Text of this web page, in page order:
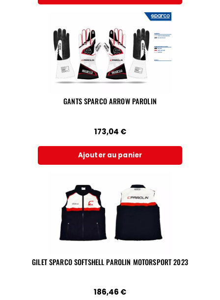
GANTS SPARCO ARROW PAROLIN
173,04 €
Ajouter au panier
GILET SPARCO SOFTSHELL PAROLIN MOTORSPORT 2023
186,46 €